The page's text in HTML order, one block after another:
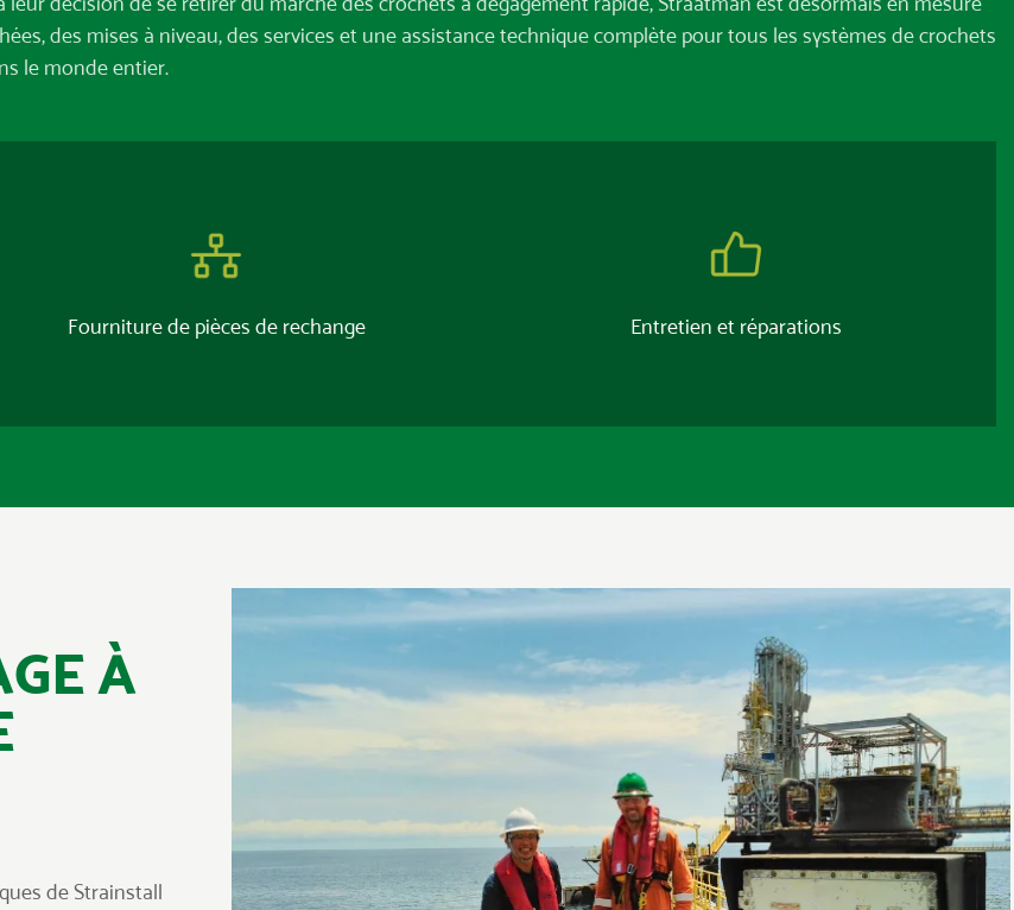
des mises à niveau, des services et une assistance technique complète pour tous les systèmes de crochets
le monde entier.
Fourniture de pièces de rechange Entretien et réparations
À
de Strainstall